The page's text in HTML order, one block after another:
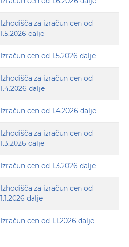
Izhodišča za izračun cen od
1.5.2026 dalje
Izračun cen od 1.5.2026 dalje
Izhodišča za izračun cen od
1.4.2026 dalje
Izračun cen od 1.4.2026 dalje
Izhodišča za izračun cen od
1.3.2026 dalje
Izračun cen od 1.3.2026 dalje
Izhodišča za izračun cen od
1.1.2026 dalje
Izračun cen od 1.1.2026 dalje